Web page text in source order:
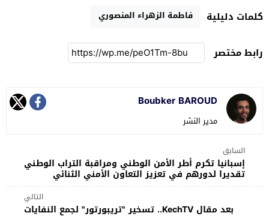
كلمات دليلية فاطمة الزهراء المنصوري
رابط مختصر
Boubker BAROUD
مدير النشر
السابق
إسبانيا تكرم أطر الأمن الوطني ومراقبة التراب الوطني
تقديرا لدورهم في تعزيز التعاون الأمني الثنائي
التالي
بعد مقال KechTV.. تسخير "تريبورتور" لجمع النفايات